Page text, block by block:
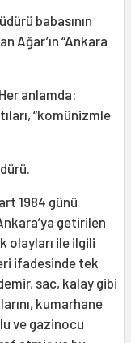
babasının
Ağar’ın “Ankara
anlamda:
“komünizmle
1984 günü
getirilen
olayları ile ilgili
ifadesinde tek
sac, kalay gibi
kumarhane
ve gazinocu